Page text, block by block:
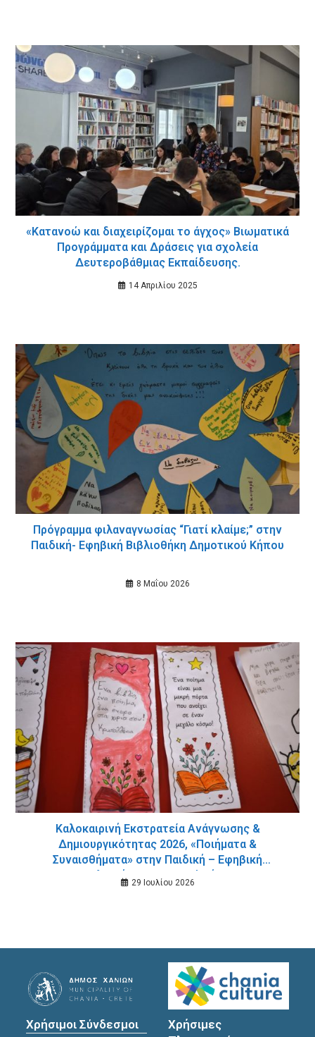
«Κατανοώ και διαχειρίζομαι το άγχος» Βιωματικά
Προγράμματα και Δράσεις για σχολεία
Δευτεροβάθμιας Εκπαίδευσης.
14 Απριλίου 2025
Πρόγραμμα φιλαναγνωσίας “Γιατί κλαίμε;” στην
Παιδική- Εφηβική Βιβλιοθήκη Δημοτικού Κήπου
8 Μαΐου 2026
Καλοκαιρινή Εκστρατεία Ανάγνωσης &
Δημιουργικότητας 2026, «Ποιήματα &
Συναισθήματα» στην Παιδική – Εφηβική
Βιβλιοθήκη Δημοτικού Κήπου
29 Ιουλίου 2026
Χρήσιμοι Σύνδεσμοι
Χρήσιμες